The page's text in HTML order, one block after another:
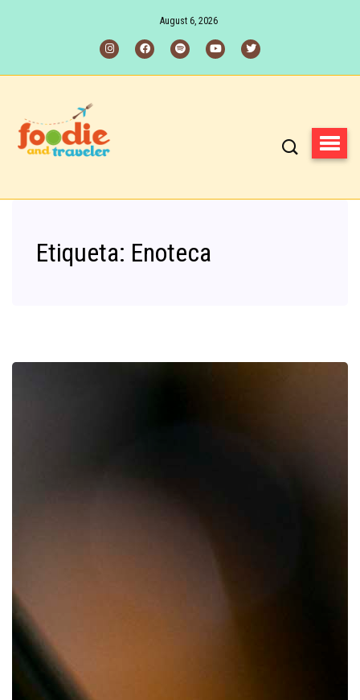
August 6, 2026
Etiqueta: Enoteca